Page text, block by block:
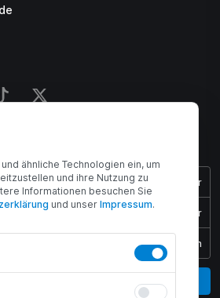
08:00 - 17:00 Uhr
08:00 - 15:45 Uhr
Geschlossen
ähnliche Technologien ein, um
und ihre Nutzung zu
Informationen besuchen Sie
und unser Impressum.